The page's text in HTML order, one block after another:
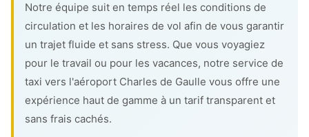
Notre équipe suit en temps réel les conditions de
circulation et les horaires de vol afin de vous garantir
un trajet fluide et sans stress. Que vous voyagiez
pour le travail ou pour les vacances, notre service de
taxi vers l'aéroport Charles de Gaulle vous offre une
expérience haut de gamme à un tarif transparent et
sans frais cachés.